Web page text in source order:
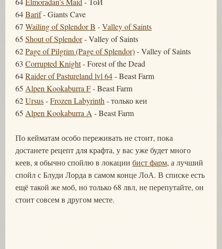
64Barif- Giants Cave
67 Wailing of Splendor B -Valley of Saints
65 Shout of Splendor- Valley of Saints
62Page of Pilgrim (Page of Splendor)- Valley of Saints
63 Corrupted Knight- Forest of the Dead
64Raider of Pastureland lvl 64- Beast Farm
65 Alpen Kookaburra F- Beast Farm
62Ursus-Frozen Labyrinth - только кеи
65 Alpen Kookaburra A - Beast Farm
По кейматам особо переживать не стоит, пока
достанете рецепт для крафта, у вас уже будет много
кеев, я обычно спойлю в локации бист фарм, а лучший
спойл с Блуди Лорда в самом конце ЛоА. В списке есть
ещё такой же моб, но только 68 лвл, не перепутайте, он
стоит совсем в другом месте.